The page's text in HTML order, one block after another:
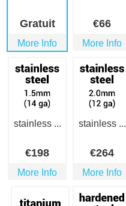
Gratuit
More Info
€66
More Info
stainless ...
€198
More Info
stainless ...
€264
More Info